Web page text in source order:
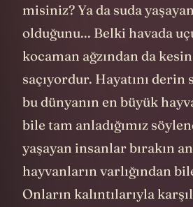
misiniz? Ya da suda
olduğunu... Belki havada
kocaman ağzından da
saçıyordur. Hayatını derin
bu dünyanın en büyük
bile tam anladığımız
yaşayan insanlar bırakın
hayvanların varlığından
Onların kalıntılarıyla